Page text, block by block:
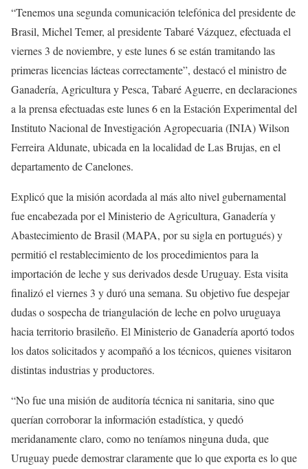
“Tenemos una segunda comunicación telefónica del presidente de
Brasil, Michel Temer, al presidente Tabaré Vázquez, efectuada el
viernes 3 de noviembre, y este lunes 6 se están tramitando las
primeras licencias lácteas correctamente”, destacó el ministro de
Ganadería, Agricultura y Pesca, Tabaré Aguerre, en declaraciones
a la prensa efectuadas este lunes 6 en la Estación Experimental del
Instituto Nacional de Investigación Agropecuaria (INIA) Wilson
Ferreira Aldunate, ubicada en la localidad de Las Brujas, en el
departamento de Canelones.
Explicó que la misión acordada al más alto nivel gubernamental
fue encabezada por el Ministerio de Agricultura, Ganadería y
Abastecimiento de Brasil (MAPA, por su sigla en portugués) y
permitió el restablecimiento de los procedimientos para la
importación de leche y sus derivados desde Uruguay. Esta visita
finalizó el viernes 3 y duró una semana. Su objetivo fue despejar
dudas o sospecha de triangulación de leche en polvo uruguaya
hacia territorio brasileño. El Ministerio de Ganadería aportó todos
los datos solicitados y acompañó a los técnicos, quienes visitaron
distintas industrias y productores.
“No fue una misión de auditoría técnica ni sanitaria, sino que
querían corroborar la información estadística, y quedó
meridanamente claro, como no teníamos ninguna duda, que
Uruguay puede demostrar claramente que lo que exporta es lo que